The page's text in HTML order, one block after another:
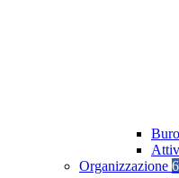
Organizzazione 6